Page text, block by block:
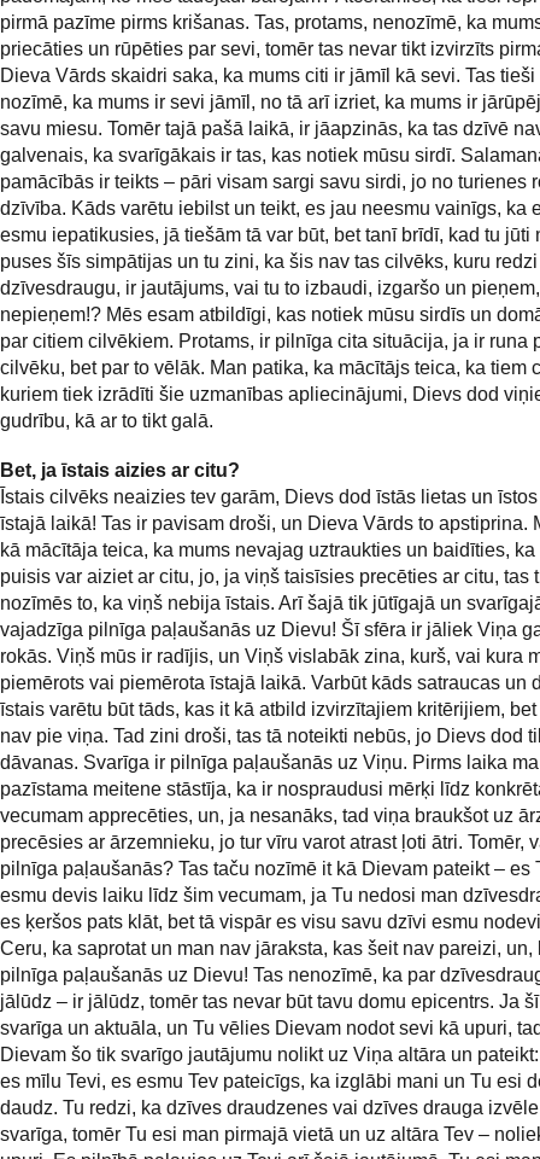
pirmā pazīme pirms krišanas. Tas, protams, nenozīmē, ka
priecāties un rūpēties par sevi, tomēr tas nevar tikt izvirzīts
Dieva Vārds skaidri saka, ka mums citi ir jāmīl kā sevi. Tas tieši
nozīmē, ka mums ir sevi jāmīl, no tā arī izriet, ka mums ir
savu miesu. Tomēr tajā pašā laikā, ir jāapzinās, ka tas dzīvē
galvenais, ka svarīgākais ir tas, kas notiek mūsu sirdī.
pamācībās ir teikts – pāri visam sargi savu sirdi, jo no turienes
dzīvība. Kāds varētu iebilst un teikt, es jau neesmu vainīgs, ka
esmu iepatikusies, jā tiešām tā var būt, bet tanī brīdī, kad tu jūti
puses šīs simpātijas un tu zini, ka šis nav tas cilvēks, kuru
dzīvesdraugu, ir jautājums, vai tu to izbaudi, izgaršo un
nepieņem!? Mēs esam atbildīgi, kas notiek mūsu sirdīs un
par citiem cilvēkiem. Protams, ir pilnīga cita situācija, ja ir runa
cilvēku, bet par to vēlāk. Man patika, ka mācītājs teica, ka tiem
kuriem tiek izrādīti šie uzmanības apliecinājumi, Dievs dod
gudrību, kā ar to tikt galā.
Bet, ja īstais aizies ar citu?
Īstais cilvēks neaizies tev garām, Dievs dod īstās lietas un
īstajā laikā! Tas ir pavisam droši, un Dieva Vārds to apstiprina.
kā mācītāja teica, ka mums nevajag uztraukties un baidīties, ka
puisis var aiziet ar citu, jo, ja viņš taisīsies precēties ar citu, tas
nozīmēs to, ka viņš nebija īstais. Arī šajā tik jūtīgajā un
vajadzīga pilnīga paļaušanās uz Dievu! Šī sfēra ir jāliek Viņa
rokās. Viņš mūs ir radījis, un Viņš vislabāk zina, kurš, vai kura
piemērots vai piemērota īstajā laikā. Varbūt kāds satraucas un
īstais varētu būt tāds, kas it kā atbild izvirzītajiem kritērijiem,
nav pie viņa. Tad zini droši, tas tā noteikti nebūs, jo Dievs dod
dāvanas. Svarīga ir pilnīga paļaušanās uz Viņu. Pirms laika
pazīstama meitene stāstīja, ka ir nospraudusi mērķi līdz
vecumam apprecēties, un, ja nesanāks, tad viņa braukšot uz
precēsies ar ārzemnieku, jo tur vīru varot atrast ļoti ātri. Tomēr,
pilnīga paļaušanās? Tas taču nozīmē it kā Dievam pateikt – es
esmu devis laiku līdz šim vecumam, ja Tu nedosi man
es ķeršos pats klāt, bet tā vispār es visu savu dzīvi esmu
Ceru, ka saprotat un man nav jāraksta, kas šeit nav pareizi, un,
pilnīga paļaušanās uz Dievu! Tas nenozīmē, ka par
jālūdz – ir jālūdz, tomēr tas nevar būt tavu domu epicentrs. Ja
svarīga un aktuāla, un Tu vēlies Dievam nodot sevi kā upuri,
Dievam šo tik svarīgo jautājumu nolikt uz Viņa altāra un
es mīlu Tevi, es esmu Tev pateicīgs, ka izglābi mani un Tu esi
daudz. Tu redzi, ka dzīves draudzenes vai dzīves drauga
svarīga, tomēr Tu esi man pirmajā vietā un uz altāra Tev –